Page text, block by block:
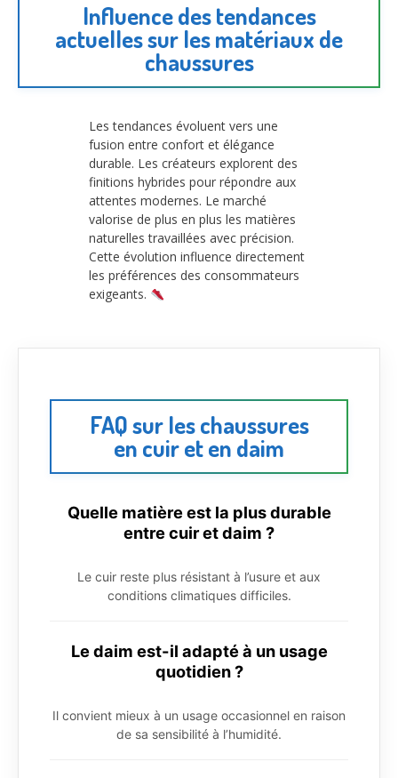
Influence des tendances
actuelles sur les matériaux de
chaussures
Les tendances évoluent vers une
fusion entre confort et élégance
durable. Les créateurs explorent des
finitions hybrides pour répondre aux
attentes modernes. Le marché
valorise de plus en plus les matières
naturelles travaillées avec précision.
Cette évolution influence directement
les préférences des consommateurs
exigeants.
FAQ sur les chaussures
en cuir et en daim
Quelle matière est la plus durable
entre cuir et daim ?
Le cuir reste plus résistant à l’usure et aux
conditions climatiques difficiles.
Le daim est-il adapté à un usage
quotidien ?
Il convient mieux à un usage occasionnel en raison
de sa sensibilité à l’humidité.